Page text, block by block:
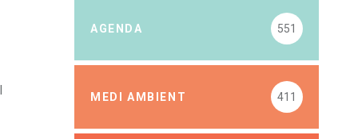
AGENDA 551
MEDI AMBIENT 411